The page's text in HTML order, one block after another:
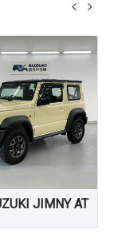
JIMNY AT